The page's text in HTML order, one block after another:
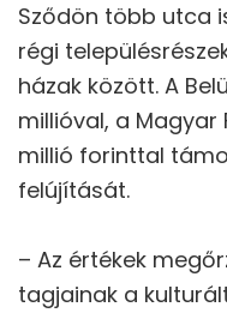
Sződön több utca
régi
házak között. A
millióval, a Magyar
millió forinttal
felújítását.
– Az értékek
tagjainak a